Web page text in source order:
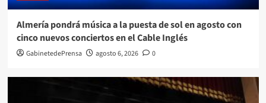
Almería pondrá música a la puesta de sol en agosto con
cinco nuevos conciertos en el Cable Inglés
GabinetedePrensa agosto 6, 2026 0